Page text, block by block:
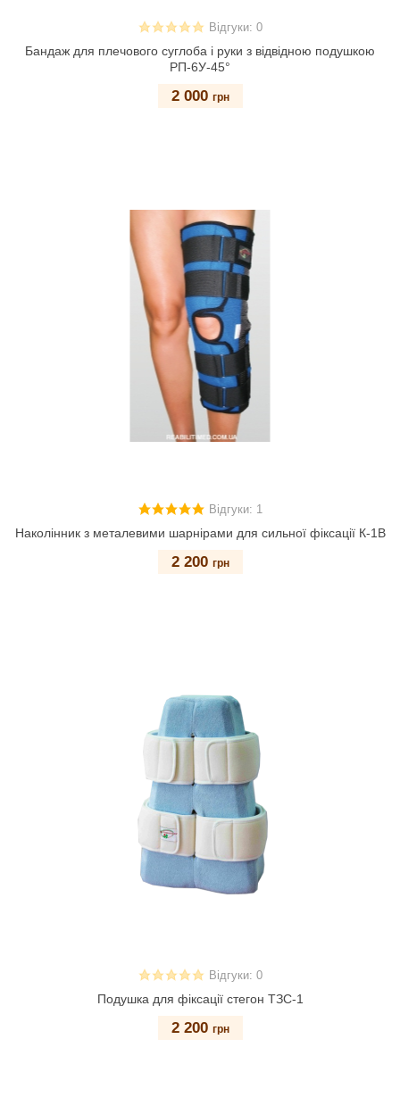
Відгуки: 0
Бандаж для плечового суглоба і руки з відвідною подушкою
РП-6У-45°
2 000 грн
Відгуки: 1
Наколінник з металевими шарнірами для сильної фіксації К-1В
2 200 грн
Відгуки: 0
Подушка для фіксації стегон ТЗС-1
2 200 грн